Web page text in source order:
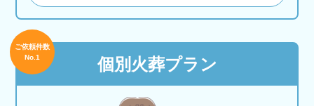
個別火葬プラン
ご依頼件数
No.1